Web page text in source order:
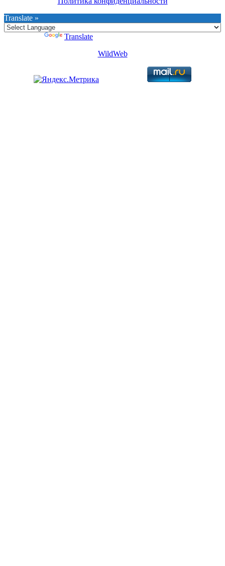
Translate »
Translate
WildWeb